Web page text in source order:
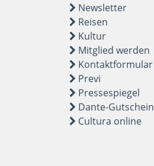
Newsletter
Reisen
Kultur
Mitglied werden
Kontaktformular
Previ
Pressespiegel
Dante-Gutschein
Cultura online